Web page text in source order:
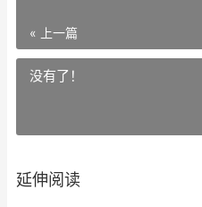
« 上一篇
没有了！
延伸阅读